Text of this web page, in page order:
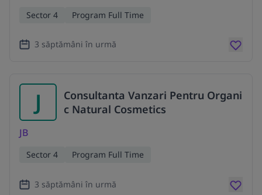
Sector 4 Program Full Time
3 săptămâni în urmă
J
Consultanta Vanzari Pentru Organi
c Natural Cosmetics
JB
Sector 4 Program Full Time
3 săptămâni în urmă